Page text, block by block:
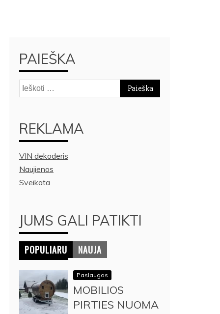
PAIEŠKA
Ieškoti:
REKLAMA
VIN dekoderis
Naujienos
Sveikata
JUMS GALI PATIKTI
POPULIARU NAUJA
Paslaugos
MOBILIOS
PIRTIES NUOMA